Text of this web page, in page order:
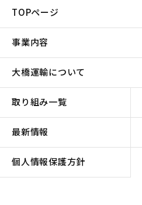
TOPページ
事業内容
大橋運輸について
取り組み一覧
最新情報
個人情報保護方針